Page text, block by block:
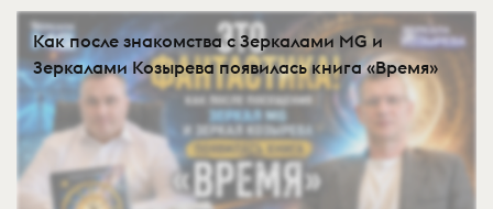
Как после знакомства с Зеркалами MG и
Зеркалами Козырева появилась книга «Время»